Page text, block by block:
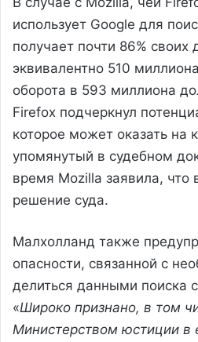
использует Google для
получает почти 86% своих
эквивалентно 510
оборота в 593 миллиона
Firefox подчеркнул
которое может оказать на
упомянутый в судебном
время Mozilla заявила, что
решение суда.
Малхолланд также
опасности, связанной с
делиться данными поиска
«Широко признано, в том
Министерством юстиции в